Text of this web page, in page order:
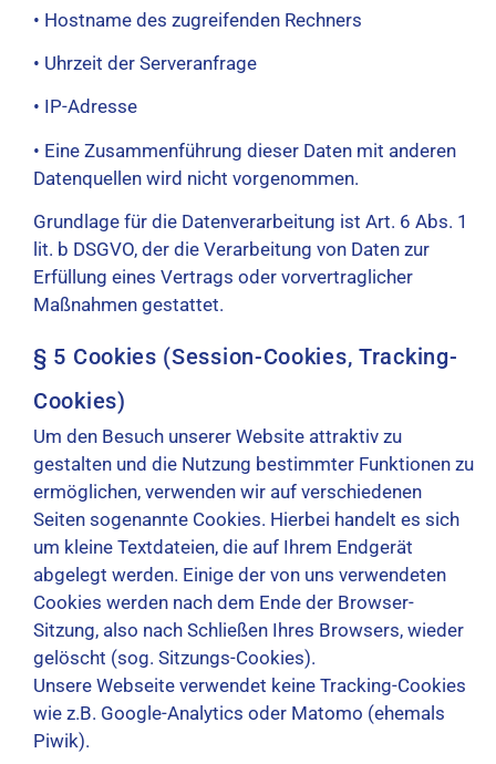
• Hostname des zugreifenden Rechners
• Uhrzeit der Serveranfrage
• IP-Adresse
• Eine Zusammenführung dieser Daten mit anderen
Datenquellen wird nicht vorgenommen.
Grundlage für die Datenverarbeitung ist Art. 6 Abs. 1
lit. b DSGVO, der die Verarbeitung von Daten zur
Erfüllung eines Vertrags oder vorvertraglicher
Maßnahmen gestattet.
§ 5 Cookies (Session-Cookies, Tracking-
Cookies)
Um den Besuch unserer Website attraktiv zu
gestalten und die Nutzung bestimmter Funktionen zu
ermöglichen, verwenden wir auf verschiedenen
Seiten sogenannte Cookies. Hierbei handelt es sich
um kleine Textdateien, die auf Ihrem Endgerät
abgelegt werden. Einige der von uns verwendeten
Cookies werden nach dem Ende der Browser-
Sitzung, also nach Schließen Ihres Browsers, wieder
gelöscht (sog. Sitzungs-Cookies).
Unsere Webseite verwendet keine Tracking-Cookies
wie z.B. Google-Analytics oder Matomo (ehemals
Piwik).